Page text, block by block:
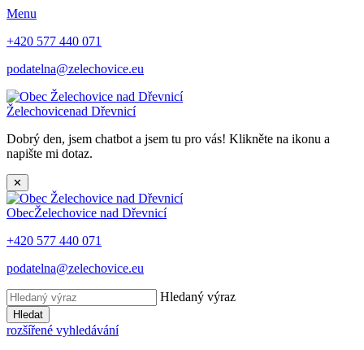
Menu
+420 577 440 071
podatelna@zelechovice.eu
Želechovicenad Dřevnicí
Dobrý den, jsem chatbot a jsem tu pro vás! Klikněte na ikonu a
napište mi dotaz.
✕
ObecŽelechovice nad Dřevnicí
+420 577 440 071
podatelna@zelechovice.eu
Hledaný výraz
Hledat
rozšířené vyhledávání